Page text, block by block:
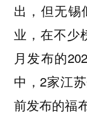
出，但无锡
业，在不少
月发布的
中，2家江
前发布的福